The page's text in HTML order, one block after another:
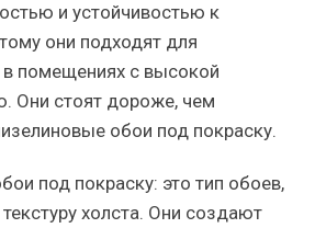
и устойчивостью к
они подходят для
в помещениях с высокой
Они стоят дороже, чем
обои под покраску.
под покраску: это тип обоев,
холста. Они создают